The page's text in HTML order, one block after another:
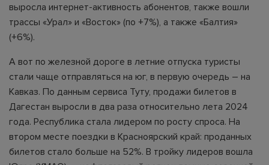
выросла интернет-активность абонентов, также вошли
трассы «Урал» и «Восток» (по +7%), а также «Балтия»
(+6%).
А вот по железной дороге в летние отпуска туристы
стали чаще отправляться на юг, в первую очередь – на
Кавказ. По данным сервиса Туту, продажи билетов в
Дагестан выросли в два раза относительно лета 2024
года. Республика стала лидером по росту спроса. На
втором месте поездки в Красноярский край: проданных
билетов стало больше на 52%. В тройку лидеров вошла